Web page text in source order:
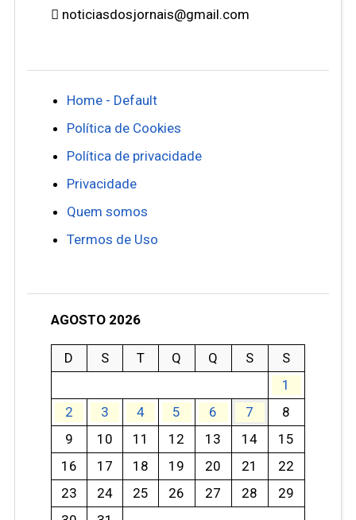
noticiasdosjornais@gmail.com
Home - Default
Política de Cookies
Política de privacidade
Privacidade
Quem somos
Termos de Uso
AGOSTO 2026
D S T Q Q S
S
1
2
3 4 5 6 7
8
9
10 11 12 13 14
15
16
17 18 19 20 21
22
23
24 25 26 27 28
29